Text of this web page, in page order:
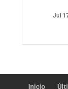
Jul
Inicio